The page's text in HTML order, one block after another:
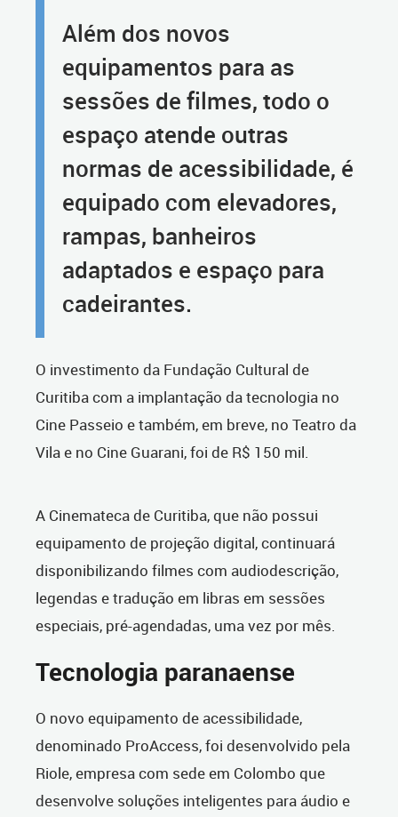
Além dos novos
equipamentos para as
sessões de filmes, todo o
espaço atende outras
normas de acessibilidade, é
equipado com elevadores,
rampas, banheiros
adaptados e espaço para
cadeirantes.
O investimento da Fundação Cultural de
Curitiba com a implantação da tecnologia no
Cine Passeio e também, em breve, no Teatro da
Vila e no Cine Guarani, foi de R$ 150 mil.
A Cinemateca de Curitiba, que não possui
equipamento de projeção digital, continuará
disponibilizando filmes com audiodescrição,
legendas e tradução em libras em sessões
especiais, pré-agendadas, uma vez por mês.
Tecnologia paranaense
O novo equipamento de acessibilidade,
denominado ProAccess, foi desenvolvido pela
Riole, empresa com sede em Colombo que
desenvolve soluções inteligentes para áudio e